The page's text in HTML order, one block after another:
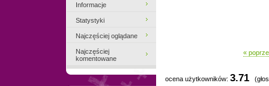
«
ocena użytkowników: 3.71
Informacje
Statystyki
Najczęściej oglądane
Najczęściej
komentowane